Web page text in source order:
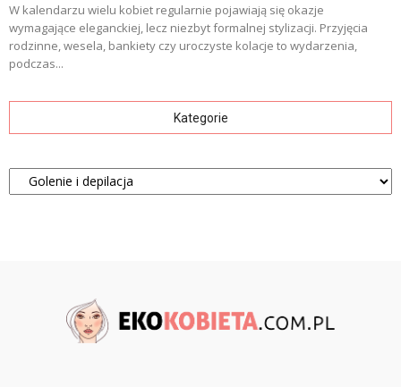
W kalendarzu wielu kobiet regularnie pojawiają się okazje
wymagające eleganckiej, lecz niezbyt formalnej stylizacji. Przyjęcia
rodzinne, wesela, bankiety czy uroczyste kolacje to wydarzenia,
podczas...
Kategorie
Kategorie